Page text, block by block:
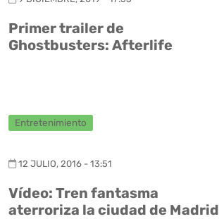
Primer trailer de
Ghostbusters: Afterlife
Entretenimiento
12 JULIO, 2016 - 13:51
Vídeo: Tren fantasma
aterroriza la ciudad de Madrid